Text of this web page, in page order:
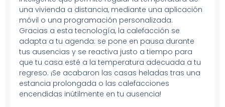
una vivienda a distancia, mediante una aplicación
móvil o una programación personalizada.
Gracias a esta tecnología, la calefacción se
adapta a tu agenda: se pone en pausa durante
tus ausencias y se reactiva justo a tiempo para
que tu casa esté a la temperatura adecuada a tu
regreso. ¡Se acabaron las casas heladas tras una
estancia prolongada o las calefacciones
encendidas inútilmente en tu ausencia!